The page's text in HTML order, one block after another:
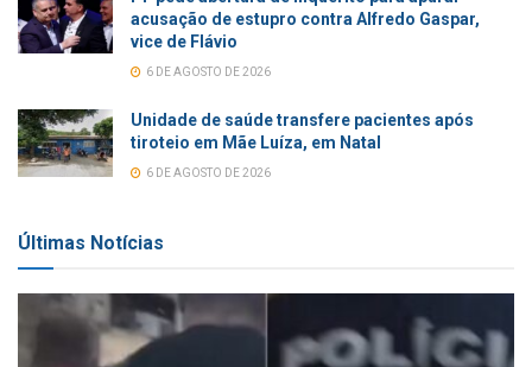
acusação de estupro contra Alfredo Gaspar,
vice de Flávio
6 DE AGOSTO DE 2026
Unidade de saúde transfere pacientes após
tiroteio em Mãe Luíza, em Natal
6 DE AGOSTO DE 2026
Últimas Notícias